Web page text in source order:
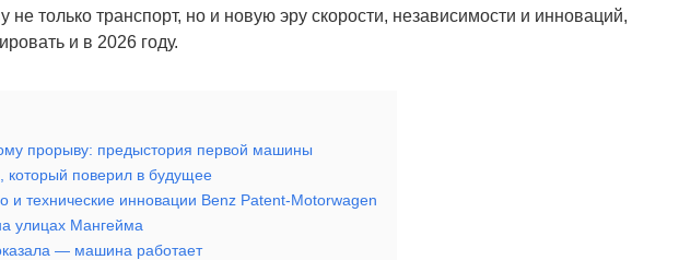
только транспорт, но и новую эру скорости, независимости и инноваций,
и в 2026 году.
прорыву: предыстория первой машины
поверил в будущее
и технические инновации Benz Patent-Motorwagen
улицах Мангейма
— машина работает